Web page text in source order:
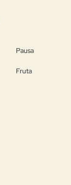
Pausa
Fruta